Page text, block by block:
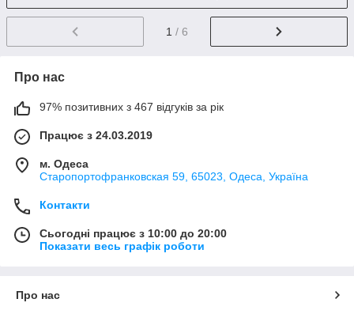
1 / 6
Про нас
97% позитивних з 467 відгуків за рік
Працює з 24.03.2019
м. Одеса
Старопортофранковская 59, 65023, Одеса, Україна
Контакти
Сьогодні працює з 10:00 до 20:00
Показати весь графік роботи
Про нас